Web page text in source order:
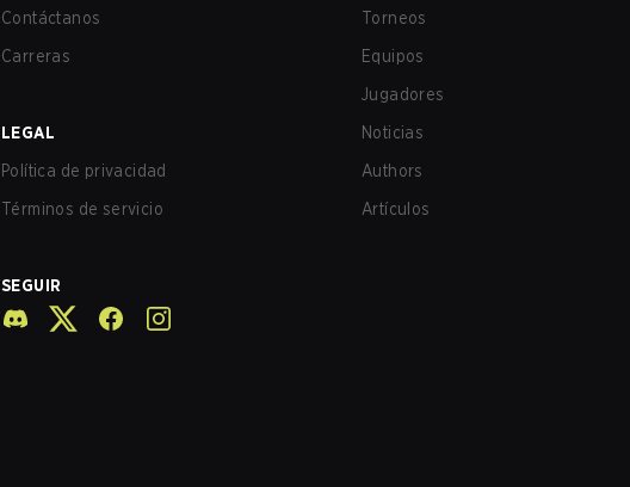
Contáctanos
Carreras
LEGAL
Política de privacidad
Términos de servicio
SEGUIR
Torneos
Equipos
Jugadores
Noticias
Authors
Artículos